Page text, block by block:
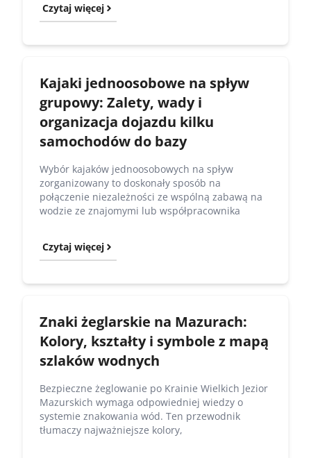
Czytaj więcej
Kajaki jednoosobowe na spływ
grupowy: Zalety, wady i
organizacja dojazdu kilku
samochodów do bazy
Wybór kajaków jednoosobowych na spływ
zorganizowany to doskonały sposób na
połączenie niezależności ze wspólną zabawą na
wodzie ze znajomymi lub współpracownika
Czytaj więcej
Znaki żeglarskie na Mazurach:
Kolory, kształty i symbole z mapą
szlaków wodnych
Bezpieczne żeglowanie po Krainie Wielkich Jezior
Mazurskich wymaga odpowiedniej wiedzy o
systemie znakowania wód. Ten przewodnik
tłumaczy najważniejsze kolory,